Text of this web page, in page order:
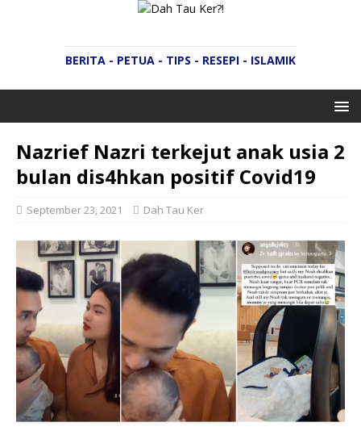
BERITA - PETUA - TIPS - RESEPI - ISLAMIK
Nazrief Nazri terkejut anak usia 2
bulan dis4hkan positif Covid19
September 23, 2021 Dah Tau Ker